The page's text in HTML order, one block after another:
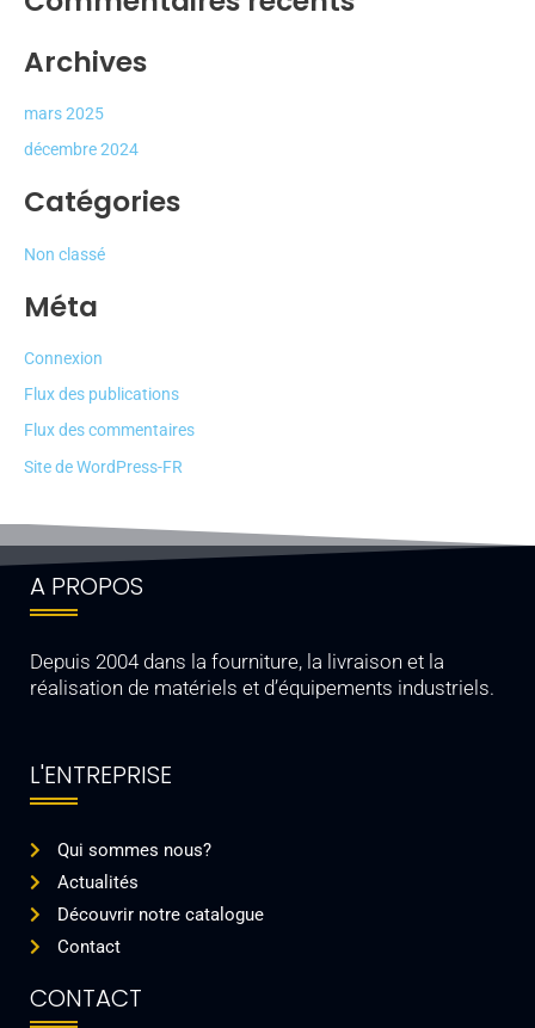
Archives
mars 2025
décembre 2024
Catégories
Non classé
Méta
Connexion
Flux des publications
Flux des commentaires
Site de WordPress-FR
A PROPOS
Depuis 2004 dans la fourniture, la livraison et la
réalisation de matériels et d’équipements industriels.
L'ENTREPRISE
Qui sommes nous?
Actualités
Découvrir notre catalogue
Contact
CONTACT